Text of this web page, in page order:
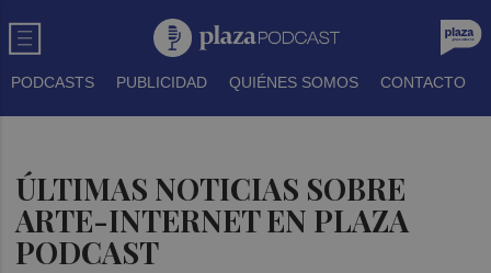
PODCASTS PUBLICIDAD QUIÉNES SOMOS CONTACTO
ÚLTIMAS NOTICIAS SOBRE
ARTE-INTERNET EN PLAZA
PODCAST